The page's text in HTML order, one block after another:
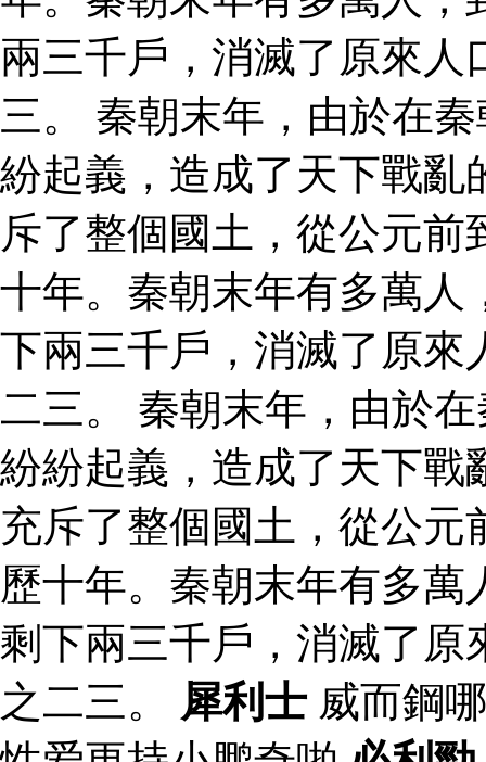
兩三千戶，消滅了原來
三。 秦朝末年，由於在
紛起義，造成了天下戰亂
斥了整個國土，從公元
十年。秦朝末年有多萬人
下兩三千戶，消滅了原來
二三。 秦朝末年，由於
紛紛起義，造成了天下戰
充斥了整個國土，從公
歷十年。秦朝末年有多
剩下兩三千戶，消滅了原
之二三。 犀利士 威而鋼